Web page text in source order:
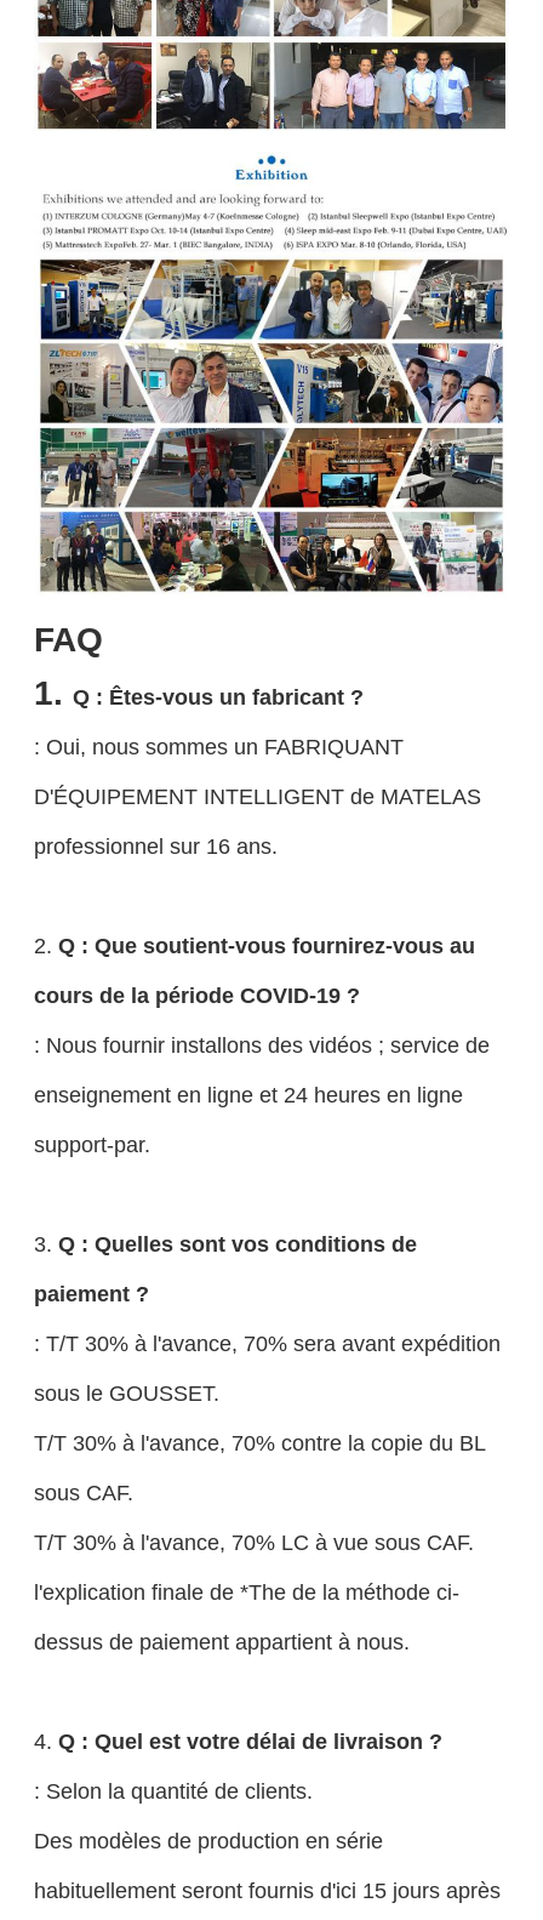
FAQ
1. Q : Êtes-vous un fabricant ?
: Oui, nous sommes un FABRIQUANT
D'ÉQUIPEMENT INTELLIGENT de MATELAS
professionnel sur 16 ans.
2. Q : Que soutient-vous fournirez-vous au
cours de la période COVID-19 ?
: Nous fournir installons des vidéos ; service de
enseignement en ligne et 24 heures en ligne
support-par.
3. Q : Quelles sont vos conditions de
paiement ?
: T/T 30% à l'avance, 70% sera avant expédition
sous le GOUSSET.
T/T 30% à l'avance, 70% contre la copie du BL
sous CAF.
T/T 30% à l'avance, 70% LC à vue sous CAF.
l'explication finale de *The de la méthode ci-
dessus de paiement appartient à nous.
4. Q : Quel est votre délai de livraison ?
: Selon la quantité de clients.
Des modèles de production en série
habituellement seront fournis d'ici 15 jours après